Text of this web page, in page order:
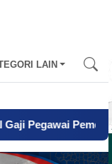
LAIN
- Dari